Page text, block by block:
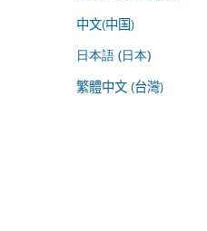
中文(中国)
日本語 (日本)
繁體中文 (台灣)